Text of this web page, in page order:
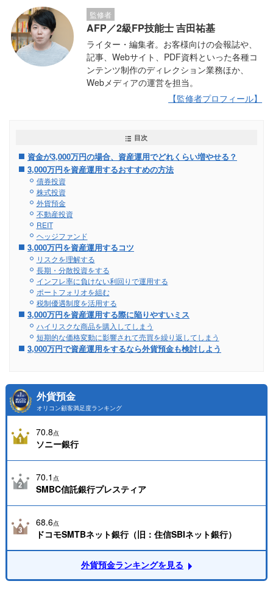
監修者
AFP／2級FP技能士 吉田祐基
ライター・編集者。お客様向けの会報誌や、
記事、Webサイト、PDF資料といった各種コ
ンテンツ制作のディレクション業務ほか、
Webメディアの運営を担当。
【監修者プロフィール】
目次
資金が3,000万円の場合、資産運用でどれくらい増やせる？
3,000万円を資産運用するおすすめの方法
債券投資
株式投資
外貨預金
不動産投資
REIT
ヘッジファンド
3,000万円を資産運用するコツ
リスクを理解する
長期・分散投資をする
インフレ率に負けない利回りで運用する
ポートフォリオを組む
税制優遇制度を活用する
3,000万円を資産運用する際に陥りやすいミス
ハイリスクな商品を購入してしまう
短期的な価格変動に影響されて売買を繰り返してしまう
3,000万円で資産運用をするなら外貨預金も検討しよう
外貨預金
オリコン顧客満足度ランキング
70.8点
ソニー銀行
70.1 点
SMBC信託銀行プレスティア
68.6点
ドコモSMTBネット銀行（旧：住信SBIネット銀行）
外貨預金ランキングを見る